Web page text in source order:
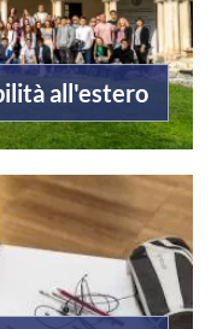
all'estero